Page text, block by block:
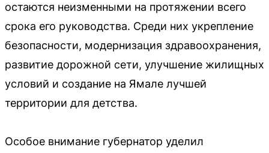
остаются неизменными на протяжении всего
срока его руководства. Среди них укрепление
безопасности, модернизация здравоохранения,
развитие дорожной сети, улучшение жилищных
условий и создание на Ямале лучшей
территории для детства.
Особое внимание губернатор уделил